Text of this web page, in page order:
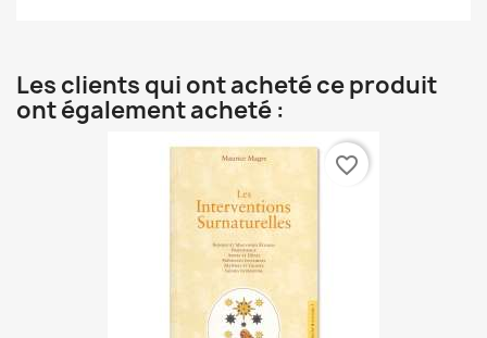
Les clients qui ont acheté ce produit
ont également acheté :
favorite_border